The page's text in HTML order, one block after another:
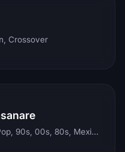
Crossover
Electronic, Rock, Pop, 90s, 00s, 80s, Mexican, Ranchera, Reggaeton, Instrumental, Salsa, Merengue, Tropical, Romantic, Vallenato, Llanera